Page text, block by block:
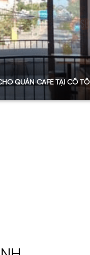
QUÁN CAFE TẠI CÔ TÔ